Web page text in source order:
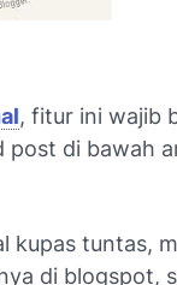
, fitur ini wajib
post di bawah
kupas tuntas,
di blogspot,